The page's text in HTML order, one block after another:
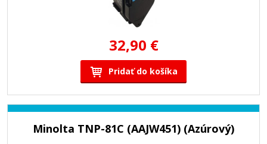
32,90 €
Pridať do košíka
Minolta TNP-81C (AAJW451) (Azúrový)